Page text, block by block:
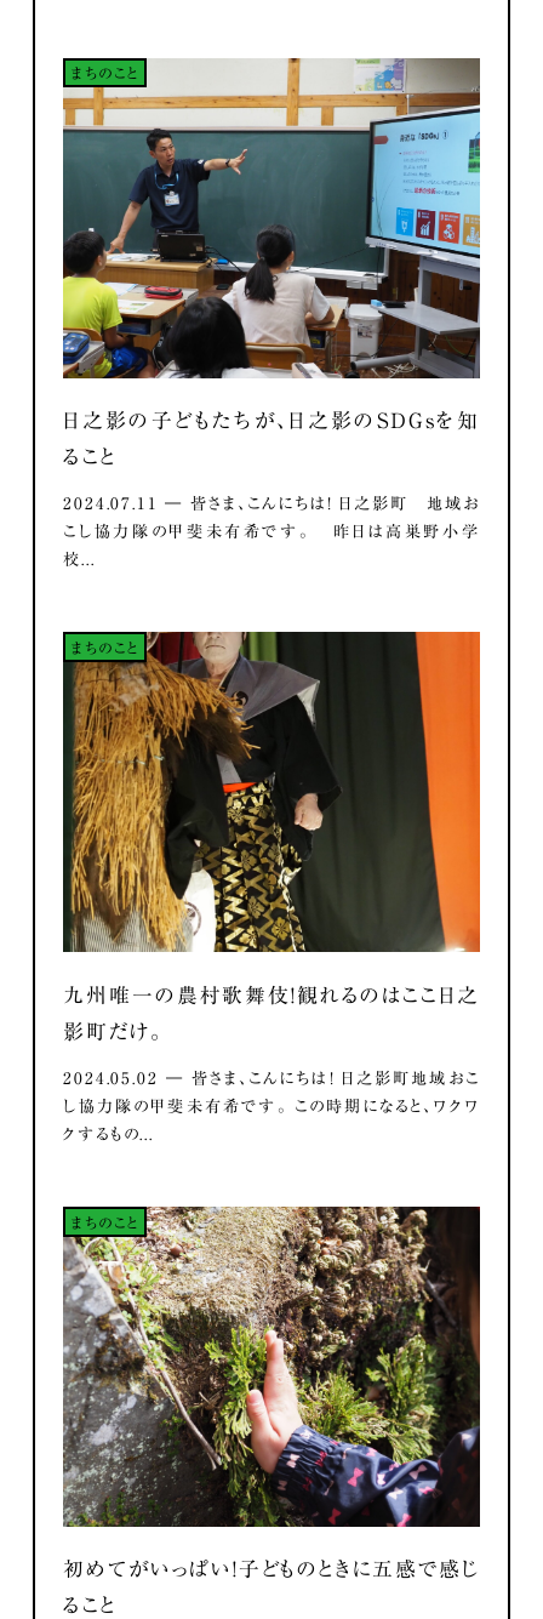
まちのこと
日之影の子どもたちが、日之影のSDGsを知
ること
2024.07.11 ― 皆さま、こんにちは！ 日之影町 地域お
こし協力隊の甲斐未有希です。 昨日は高巣野小学
校...
まちのこと
九州唯一の農村歌舞伎！観れるのはここ日之
影町だけ。
2024.05.02 ― 皆さま、こんにちは！ 日之影町地域おこ
し協力隊の甲斐未有希です。 この時期になると、ワクワ
クするもの...
まちのこと
初めてがいっぱい！子どものときに五感で感じ
ること